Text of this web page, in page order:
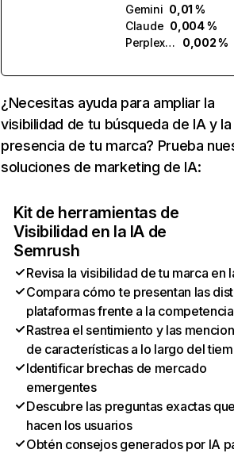
Gemini 0,01 %
Claude 0,004 %
Perplexity
0,002 %
¿Necesitas ayuda para ampliar la
visibilidad de tu búsqueda de IA y la
presencia de tu marca? Prueba
soluciones de marketing de IA:
Kit de herramientas de
Visibilidad en la IA de
Semrush
Revisa la visibilidad de tu marca en
Compara cómo te presentan las
plataformas frente a la competencia
Rastrea el sentimiento y las
de características a lo largo del
Identificar brechas de mercado
emergentes
Descubre las preguntas exactas
hacen los usuarios
Obtén consejos generados por IA